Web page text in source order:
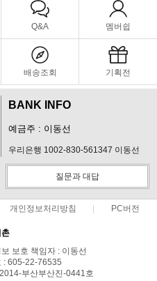
Q&A 멤버쉽
배송조회 기획전
BANK INFO
예금주 : 이동선
우리은행 1002-830-561347 이동선
질문과 대답
개인정보처리방침 PC버전
촌
보호 책임자 : 이동선
: 605-22-76535
부산부산진-0441호